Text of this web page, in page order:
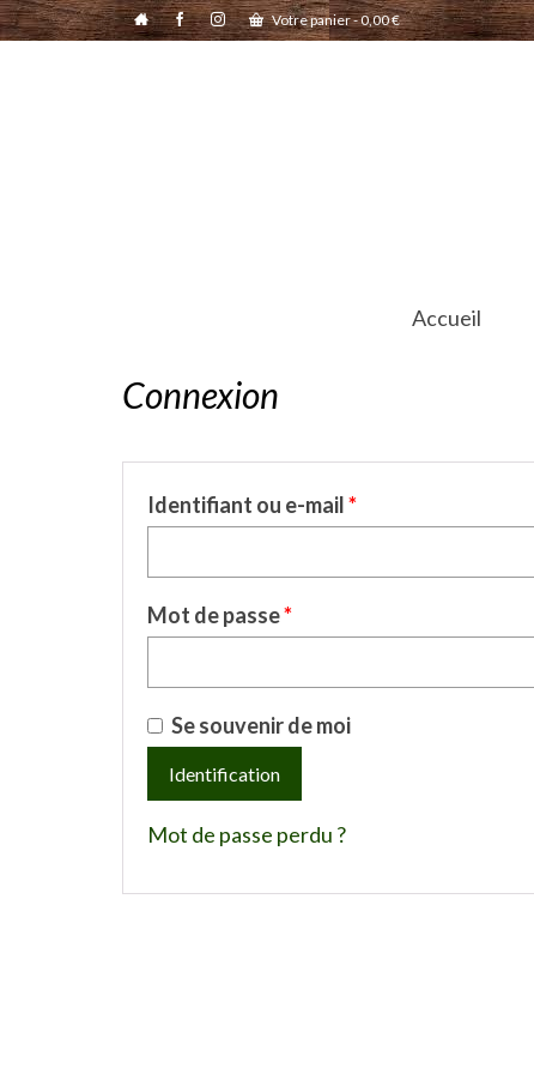
Votre panier-0,00€
Accueil
Connexion
Identifiant ou e-mail*
Mot de passe*
Se souvenir de moi
Identification
Mot de passe perdu ?